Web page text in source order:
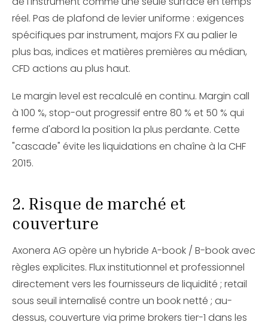
réel. Pas de plafond de levier uniforme : exigences
spécifiques par instrument, majors FX au palier le
plus bas, indices et matières premières au médian,
CFD actions au plus haut.
Le margin level est recalculé en continu. Margin call
à 100 %, stop-out progressif entre 80 % et 50 % qui
ferme d'abord la position la plus perdante. Cette
"cascade" évite les liquidations en chaîne à la CHF
2015.
2. Risque de marché et
couverture
Axonera AG opère un hybride A-book / B-book avec
règles explicites. Flux institutionnel et professionnel
directement vers les fournisseurs de liquidité ; retail
sous seuil internalisé contre un book netté ; au-
dessus, couverture via prime brokers tier-1 dans les